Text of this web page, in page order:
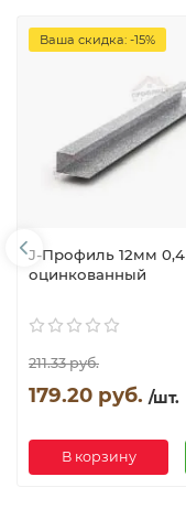
Ваша скидка: -15%
J-Профиль 12мм 0,4
оцинкованный
211.33 руб.
179.20 руб. /шт.
В корзину